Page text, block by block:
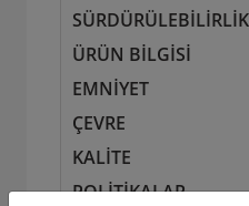
SÜRDÜRÜLEBİLİRLİK
ÜRÜN BİLGİSİ
EMNİYET
ÇEVRE
KALİTE
POLİTİKALAR